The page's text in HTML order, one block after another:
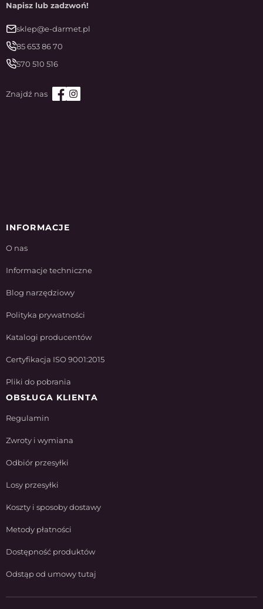
Napisz lub zadzwoń!
sklep@e-darmet.pl
85 653 86 70
570 510 516
INFORMACJE
O nas
Informacje techniczne
Blog narzędziowy
Polityka prywatności
Katalogi producentów
Certyfikacja ISO 9001:2015
Pliki do pobrania
OBSŁUGA KLIENTA
Regulamin
Zwroty i wymiana
Odbiór przesyłki
Losy przesyłki
Koszty i sposoby dostawy
Metody płatności
Dostępność produktów
Odstąp od umowy tutaj